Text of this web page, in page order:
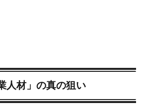
人材」の真の狙い